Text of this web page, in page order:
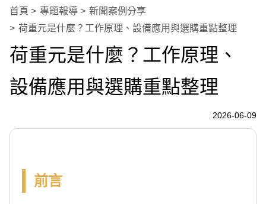
首頁 專題報導
新聞案例分享
荷重元是什麼？工作原理、設備應用與選購重點整理
荷重元是什麼？工作原理、
設備應用與選購重點整理
2026-06-09
前言